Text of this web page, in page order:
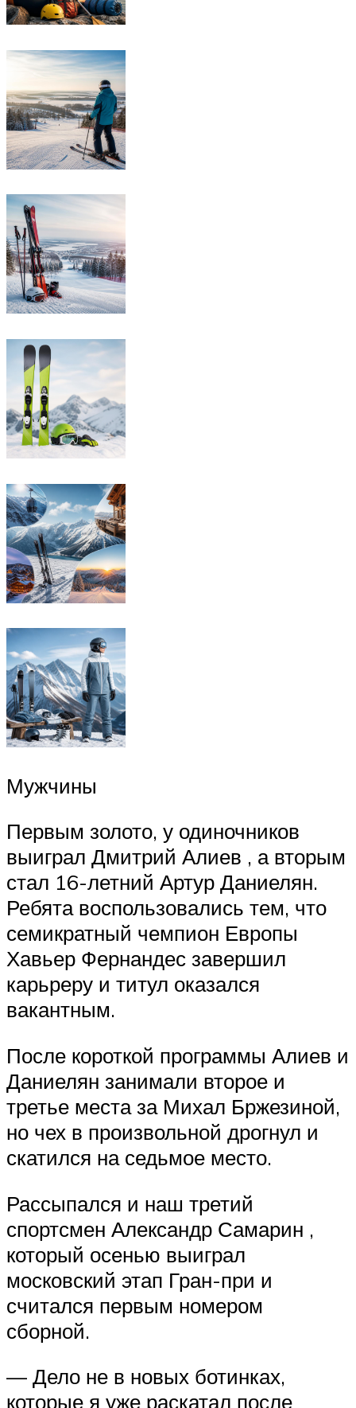
Мужчины
Первым золото, у одиночников
выиграл Дмитрий Алиев , а вторым
стал 16-летний Артур Даниелян.
Ребята воспользовались тем, что
семикратный чемпион Европы
Хавьер Фернандес завершил
карьреру и титул оказался
вакантным.
После короткой программы Алиев и
Даниелян занимали второе и
третье места за Михал Бржезиной,
но чех в произвольной дрогнул и
скатился на седьмое место.
Рассыпался и наш третий
спортсмен Александр Самарин ,
который осенью выиграл
московский этап Гран-при и
считался первым номером
сборной.
— Дело не в новых ботинках,
которые я уже раскатал после